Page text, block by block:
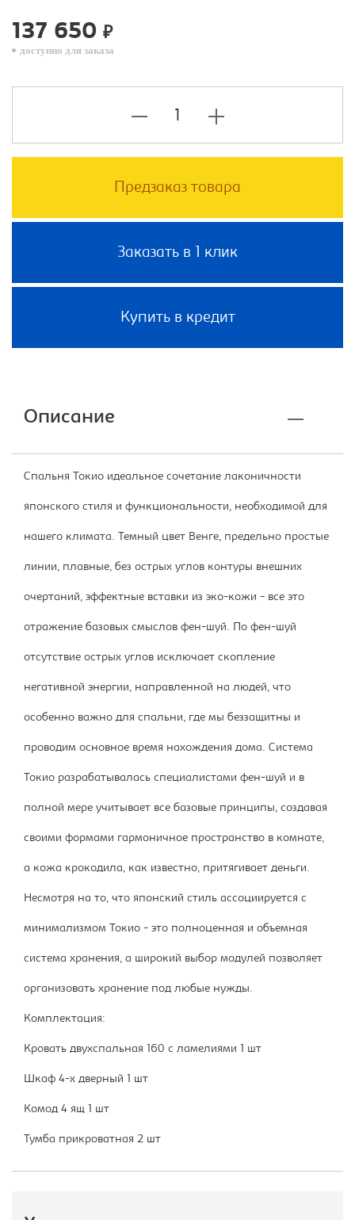
137 650 ₽
доступно для заказа
Предзаказ товара
Заказать в 1 клик
Купить в кредит
Описание
Спальня Токио идеальное сочетание лаконичности
японского стиля и функциональности, необходимой для
нашего климата. Темный цвет Венге, предельно простые
линии, плавные, без острых углов контуры внешних
очертаний, эффектные вставки из эко-кожи - все это
отражение базовых смыслов фен-шуй. По фен-шуй
отсутствие острых углов исключает скопление
негативной энергии, направленной на людей, что
особенно важно для спальни, где мы беззащитны и
проводим основное время нахождения дома. Система
Токио разрабатывалась специалистами фен-шуй и в
полной мере учитывает все базовые принципы, создавая
своими формами гармоничное пространство в комнате,
а кожа крокодила, как известно, притягивает деньги.
Несмотря на то, что японский стиль ассоциируется с
минимализмом Токио - это полноценная и объемная
система хранения, а широкий выбор модулей позволяет
организовать хранение под любые нужды.
Комплектация:
Кровать двухспальная 160 с ламелиями 1 шт
Шкаф 4-х дверный 1 шт
Комод 4 ящ 1 шт
Тумба прикроватная 2 шт